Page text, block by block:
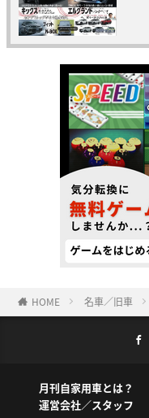
HOME 名車／旧車
月刊自家用車とは？
運営会社／スタッフ